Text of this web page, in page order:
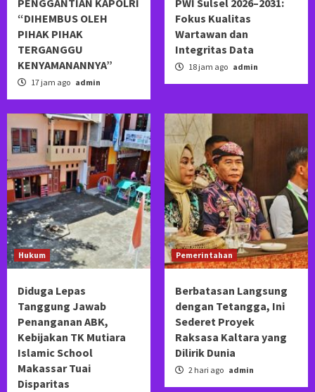
PENGGANTIAN KAPOLRI
“DIHEMBUS OLEH
PIHAK PIHAK
TERGANGGU
KENYAMANANNYA”
17 jam ago admin
PWI Sulsel 2026–2031:
Fokus Kualitas
Wartawan dan
Integritas Data
18 jam ago admin
Hukum
Diduga Lepas
Tanggung Jawab
Penanganan ABK,
Kebijakan TK Mutiara
Islamic School
Makassar Tuai
Disparitas
Pemerintahan
Berbatasan Langsung
dengan Tetangga, Ini
Sederet Proyek
Raksasa Kaltara yang
Dilirik Dunia
2 hari ago admin